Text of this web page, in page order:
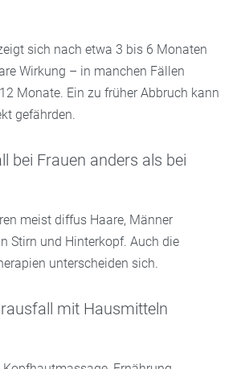
sich nach etwa 3 bis 6 Monaten
Wirkung – in manchen Fällen
Monate. Ein zu früher Abbruch kann
gefährden.
bei Frauen anders als bei
meist diffus Haare, Männer
Stirn und Hinterkopf. Auch die
unterscheiden sich.
mit Hausmitteln